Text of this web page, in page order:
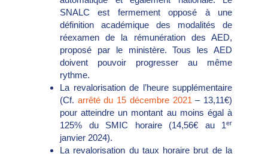
SNALC est fermement opposé à une
définition académique des modalités de
réexamen de la rémunération des AED,
proposé par le ministère. Tous les AED
doivent pouvoir progresser au même
rythme.
La revalorisation de l’heure supplémentaire
(Cf. arrêté du 15 décembre 2021 – 13,11€)
pour atteindre un montant au moins égal à
125% du SMIC horaire (14,56€ au 1er
janvier 2024).
La revalorisation du taux horaire brut de la